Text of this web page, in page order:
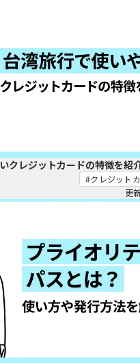
クレジットカードの特徴を紹
クレジット
更